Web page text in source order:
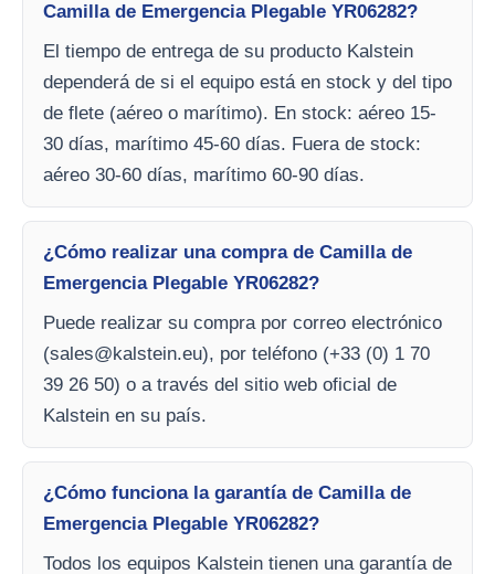
Camilla de Emergencia Plegable YR06282?
El tiempo de entrega de su producto Kalstein
dependerá de si el equipo está en stock y del tipo
de flete (aéreo o marítimo). En stock: aéreo 15-
30 días, marítimo 45-60 días. Fuera de stock:
aéreo 30-60 días, marítimo 60-90 días.
¿Cómo realizar una compra de Camilla de
Emergencia Plegable YR06282?
Puede realizar su compra por correo electrónico
(sales@kalstein.eu), por teléfono (+33 (0) 1 70
39 26 50) o a través del sitio web oficial de
Kalstein en su país.
¿Cómo funciona la garantía de Camilla de
Emergencia Plegable YR06282?
Todos los equipos Kalstein tienen una garantía de